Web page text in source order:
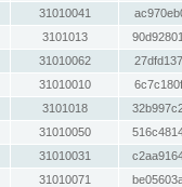
31010041
3101013
31010062
31010010
3101018
31010050
31010031
31010071